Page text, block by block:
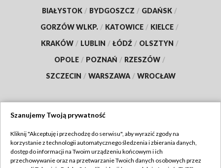
BIAŁYSTOK / BYDGOSZCZ / GDAŃSK /
GORZÓW WLKP. / KATOWICE / KIELCE /
KRAKÓW / LUBLIN / ŁÓDŹ / OLSZTYN /
OPOLE / POZNAŃ / RZESZÓW /
SZCZECIN / WARSZAWA / WROCŁAW
TVP
Abonament TVP
Regulamin TVP
Szanujemy Twoją prywatność
Kliknij "Akceptuję i przechodzę do serwisu", aby wyrazić zgody na
korzystanie z technologii automatycznego śledzenia i zbierania danych,
dostęp do informacji na Twoim urządzeniu końcowym i ich
przechowywanie oraz na przetwarzanie Twoich danych osobowych przez